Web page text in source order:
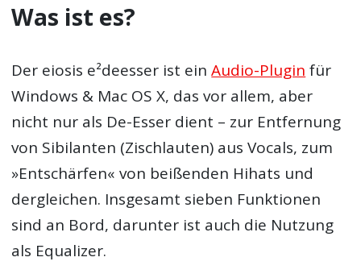
Was ist es?
Der eiosis e²deesser ist einAudio-Plugin für
Windows & Mac OS X, das vor allem, aber
nicht nur als De-Esser dient – zur Entfernung
von Sibilanten (Zischlauten) aus Vocals, zum
»Entschärfen« von beißenden Hihats und
dergleichen. Insgesamt sieben Funktionen
sind an Bord, darunter ist auch die Nutzung
als Equalizer.